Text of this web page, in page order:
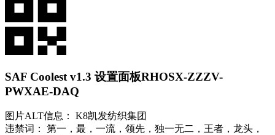
SAF Coolest v1.3 设置面板RHOSX-ZZZV-
PWXAE-DAQ
图片ALT信息： K8凯发纺织集团
违禁词： 第一，最，一流，领先，独一无二，王者，龙头，